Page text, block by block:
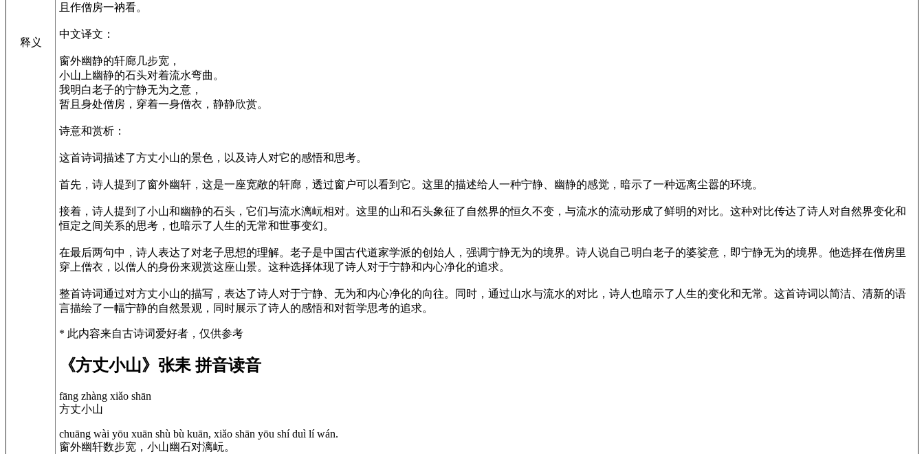
释义
且作僧房一衲看。
中文译文：
窗外幽静的轩廊几步宽，
小山上幽静的石头对着流水弯曲。
我明白老子的宁静无为之意，
暂且身处僧房，穿着一身僧衣，静静欣赏。
诗意和赏析：
这首诗词描述了方丈小山的景色，以及诗人对它的感悟和思考。
首先，诗人提到了窗外幽轩，这是一座宽敞的轩廊，透过窗户可以看到它。这里的描述给人一种宁静、幽静的感觉，暗示了一种远离尘嚣的环境。
接着，诗人提到了小山和幽静的石头，它们与流水漓岏相对。这里的山和石头象征了自然界的恒久不变，与流水的流动形成了鲜明的对比。这种对比传达了诗人对自然界变化和
恒定之间关系的思考，也暗示了人生的无常和世事变幻。
在最后两句中，诗人表达了对老子思想的理解。老子是中国古代道家学派的创始人，强调宁静无为的境界。诗人说自己明白老子的婆娑意，即宁静无为的境界。他选择在僧房里
穿上僧衣，以僧人的身份来观赏这座山景。这种选择体现了诗人对于宁静和内心净化的追求。
整首诗词通过对方丈小山的描写，表达了诗人对于宁静、无为和内心净化的向往。同时，通过山水与流水的对比，诗人也暗示了人生的变化和无常。这首诗词以简洁、清新的语
言描绘了一幅宁静的自然景观，同时展示了诗人的感悟和对哲学思考的追求。
* 此内容来自古诗词爱好者，仅供参考
《方丈小山》张耒 拼音读音
fāng zhàng xiǎo shān
方丈小山
chuāng wài yōu xuān shù bù kuān, xiǎo shān yōu shí duì lí wán.
窗外幽轩数步宽，小山幽石对漓岏。